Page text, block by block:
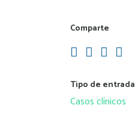
Comparte
Tipo de entrada
Casos clínicos